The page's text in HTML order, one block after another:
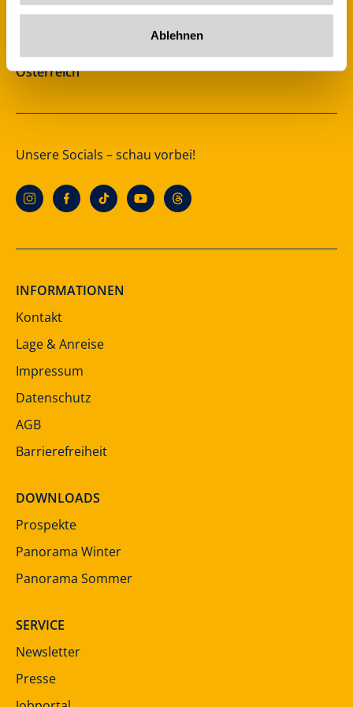
Ablehnen
A-6280 Zell am Ziller
Österreich
Unsere Socials – schau vorbei!
INFORMATIONEN
Kontakt
Lage & Anreise
Impressum
Datenschutz
AGB
Barrierefreiheit
DOWNLOADS
Prospekte
Panorama Winter
Panorama Sommer
SERVICE
Newsletter
Presse